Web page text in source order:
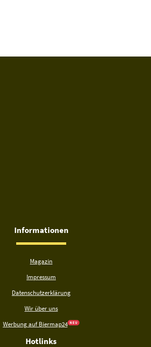
Informationen
Magazin
Impressum
Datenschutzerklärung
Wir über uns
Werbung auf Biermap24 N E U
Hotlinks